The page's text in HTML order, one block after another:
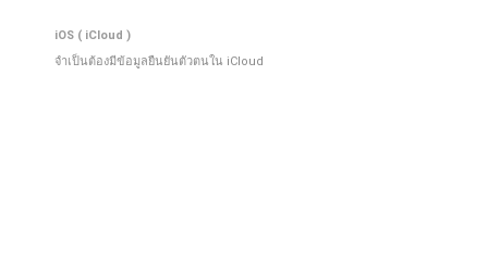
iOS ( iCloud )
จําเป็นต้องมีข้อมูลยืนยันตัวตนใน iCloud